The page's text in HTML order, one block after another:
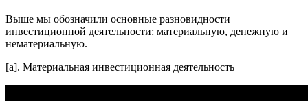
Выше мы обозначили основные разновидности
инвестиционной деятельности: материальную, денежную и
нематериальную.
[a]. Материальная инвестиционная деятельность